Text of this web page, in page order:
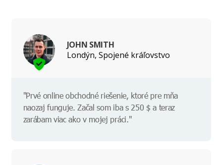
JOHN SMITH
Londýn, Spojené kráľovstvo
"Prvé online obchodné riešenie, ktoré pre mňa
naozaj funguje. Začal som iba s 250 $ a teraz
zarábam viac ako v mojej práci."